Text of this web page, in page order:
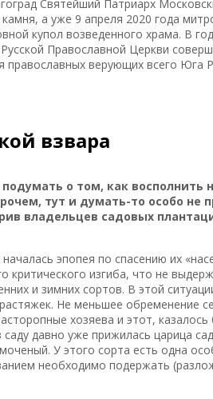
Святейший Патриарх
а уже 9 апреля 2020 года
купол возведенного храма. В
Православной Церкви
православных верующих всего Юга
взвара
о том, как восполнить
тут и думать-то особо не
владельцев садовых
эпопея по спасению их
критического изгиба, что не
и зимних сортов. В этой
Не меньшее обременение
хозяева и этот,
давно уже прижилась царица
У этого сорта есть одна
необходимо подержать